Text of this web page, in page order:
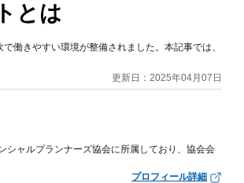
とは
働きやすい環境が整備されました。本記事では、
更新日：2025年04月07日
シャルプランナーズ協会に所属しており、協会会
プロフィール詳細